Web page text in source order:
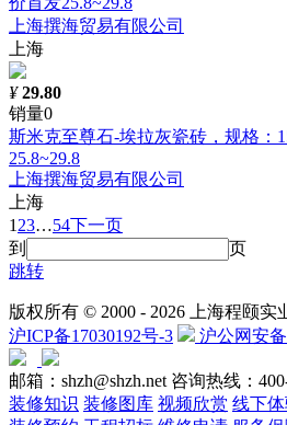
上海撰海贸易有限公司
上海
¥ 29.80
销量0
斯米克至尊石-埃拉灰瓷砖，规格：
25.8~29.8
上海撰海贸易有限公司
上海
123…54下一页
到
页
跳转
版权所有 © 2000 - 2026 上海程颐实
沪ICP备17030192号-3
沪公网安备
邮箱：shzh@shzh.net 咨询热线：
装修知识 装修图库 视频欣赏 线下